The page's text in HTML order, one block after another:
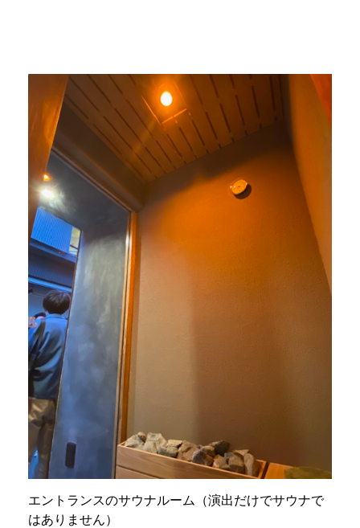
エントランスのサウナルーム（演出だけでサウナで
はありません）